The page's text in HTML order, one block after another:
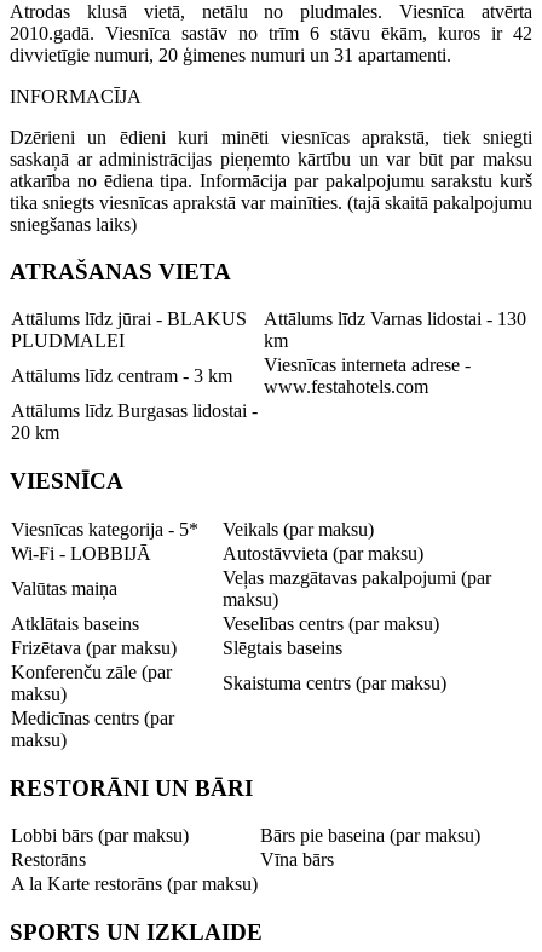
Atrodas klusā vietā, netālu no pludmales. Viesnīca atvērta
2010.gadā. Viesnīca sastāv no trīm 6 stāvu ēkām, kuros ir 42
divvietīgie numuri, 20 ģimenes numuri un 31 apartamenti.
INFORMACĪJA
Dzērieni un ēdieni kuri minēti viesnīcas aprakstā, tiek sniegti
saskaņā ar administrācijas pieņemto kārtību un var būt par maksu
atkarība no ēdiena tipa. Informācija par pakalpojumu sarakstu kurš
tika sniegts viesnīcas aprakstā var mainīties. (tajā skaitā pakalpojumu
sniegšanas laiks)
ATRAŠANAS VIETA
Attālums līdz jūrai - BLAKUS
PLUDMALEI
Attālums līdz Varnas lidostai - 130
km
Attālums līdz centram - 3 km
Viesnīcas interneta adrese -
www.festahotels.com
Attālums līdz Burgasas lidostai -
20 km
VIESNĪCA
Viesnīcas kategorija - 5*
Veikals (par maksu)
Wi-Fi - LOBBIJĀ
Autostāvvieta (par maksu)
Valūtas maiņa
Veļas mazgātavas pakalpojumi (par
maksu)
Atklātais baseins
Veselības centrs (par maksu)
Frizētava (par maksu)
Slēgtais baseins
Konferenču zāle (par
maksu)
Skaistuma centrs (par maksu)
Medicīnas centrs (par
maksu)
RESTORĀNI UN BĀRI
Lobbi bārs (par maksu)
Bārs pie baseina (par maksu)
Restorāns
Vīna bārs
A la Karte restorāns (par maksu)
SPORTS UN IZKLAIDE